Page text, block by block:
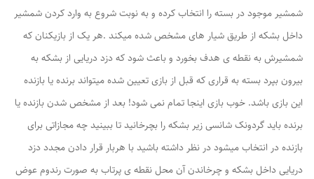
شمشیر موجود در بسته را انتخاب کرده و به نوبت شروع به وارد کردن شمشیر
داخل بشکه از طریق شیار های مشخص شده میکند .هر یک از بازیکنان که
شمشیرش به نقطه ی هدف بخورد و باعث شود که دزد دریایی از بشکه به
بیرون بپرد بسته به قراری که قبل از بازی تعیین شده میتواند برنده یا بازنده
این بازی باشد. خوب بازی اینجا تمام نمی شود! بعد از مشخص شدن بازنده یا
برنده باید گردونک شانسی زیر بشکه را بچرخانید تا ببینید چه مجازاتی برای
بازنده در انتخاب میشود در نظر داشته باشید با هربار قرار دادن مجدد دزد
دریایی داخل بشکه و چرخاندن آن محل نقطه ی پرتاب به صورت رندوم عوض